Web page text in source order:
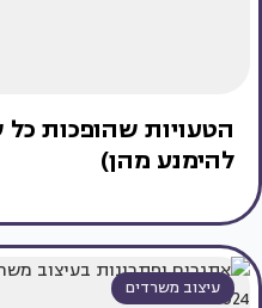
הטעויות שהופכות כל
להימנע מהן)
עיצוב משרדים